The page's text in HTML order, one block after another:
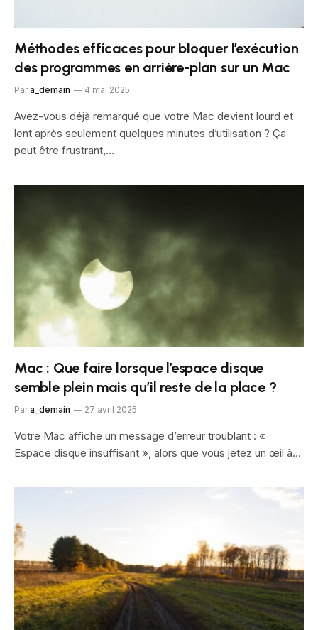
Méthodes efficaces pour bloquer l’exécution
des programmes en arrière-plan sur un Mac
Par a_demain 4 mai 2025
Avez-vous déjà remarqué que votre Mac devient lourd et
lent après seulement quelques minutes d’utilisation ? Ça
peut être frustrant,…
Mac : Que faire lorsque l’espace disque
semble plein mais qu’il reste de la place ?
Par a_demain 27 avril 2025
Votre Mac affiche un message d’erreur troublant : «
Espace disque insuffisant », alors que vous jetez un œil à…